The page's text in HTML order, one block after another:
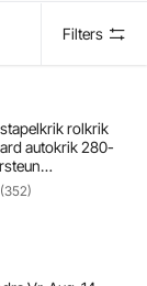
Filters
rolkrik
autokrik 280-
(352)